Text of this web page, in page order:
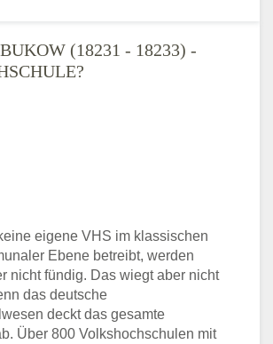
(18231 - 18233) -
eigene VHS im klassischen
Ebene betreibt, werden
nicht fündig. Das wiegt aber nicht
das deutsche
deckt das gesamte
Über 800 Volkshochschulen mit